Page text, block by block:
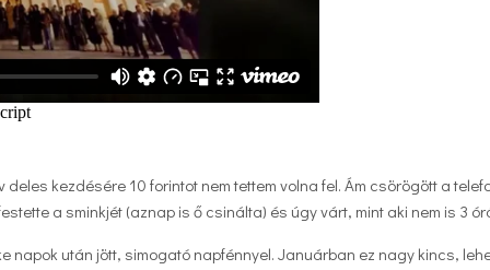
kezdésére 10 forintot nem tettem volna fel. Ám csörögött a
a sminkjét (aznap is ő csinálta) és úgy várt, mint aki nem is 3
napok után jött, simogató napfénnyel. Januárban ez nagy kincs,